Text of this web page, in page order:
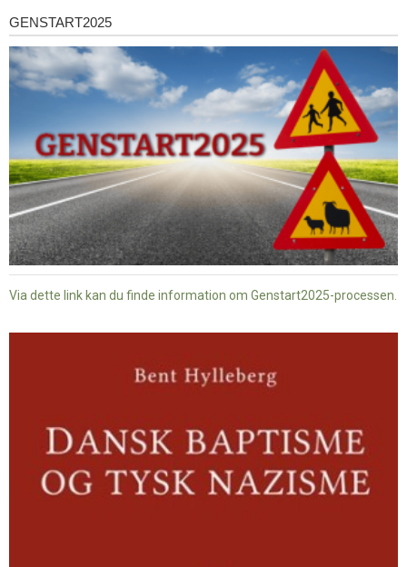
Genstart2025
GENSTART2025
Via dette link kan du finde information om Genstart2025-processen.